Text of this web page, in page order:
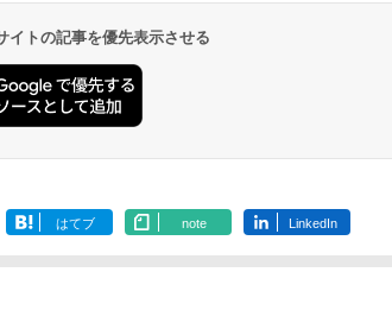
イトの記事を優先表示させる
はてブ note LinkedIn